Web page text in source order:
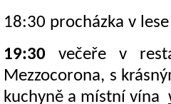
18:30 procházka v
19:30 večeře v
Mezzocorona, s
kuchyně a místní vína